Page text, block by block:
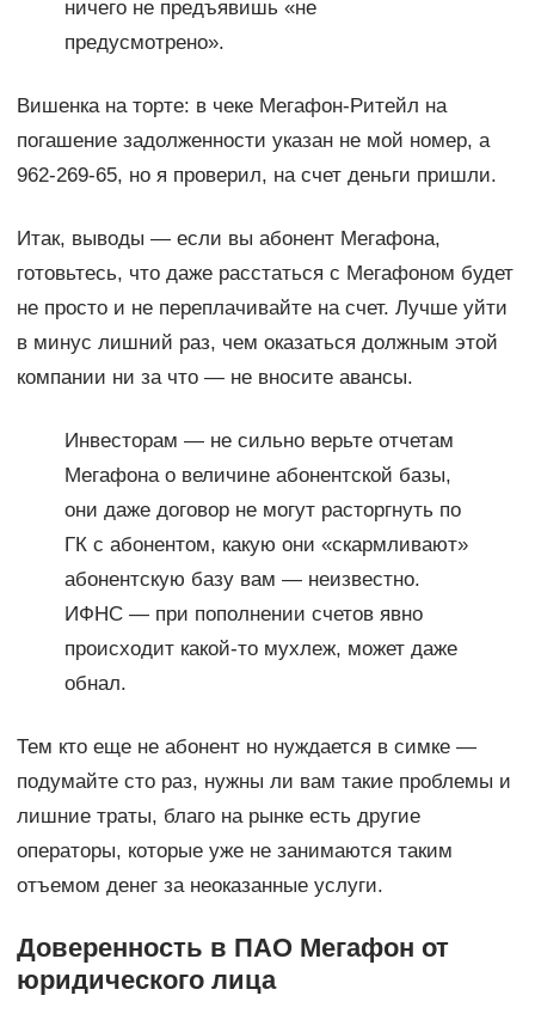
ничего не предъявишь «не
предусмотрено».
Вишенка на торте: в чеке Мегафон-Ритейл на
погашение задолженности указан не мой номер, а
962-269-65, но я проверил, на счет деньги пришли.
Итак, выводы — если вы абонент Мегафона,
готовьтесь, что даже расстаться с Мегафоном будет
не просто и не переплачивайте на счет. Лучше уйти
в минус лишний раз, чем оказаться должным этой
компании ни за что — не вносите авансы.
Инвесторам — не сильно верьте отчетам
Мегафона о величине абонентской базы,
они даже договор не могут расторгнуть по
ГК с абонентом, какую они «скармливают»
абонентскую базу вам — неизвестно.
ИФНС — при пополнении счетов явно
происходит какой-то мухлеж, может даже
обнал.
Тем кто еще не абонент но нуждается в симке —
подумайте сто раз, нужны ли вам такие проблемы и
лишние траты, благо на рынке есть другие
операторы, которые уже не занимаются таким
отъемом денег за неоказанные услуги.
Доверенность в ПАО Мегафон от
юридического лица